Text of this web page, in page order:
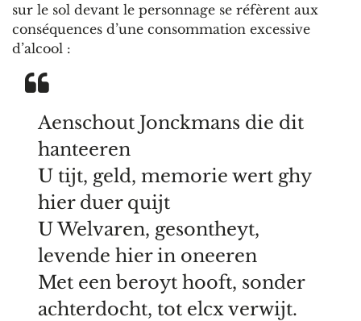
sur le sol devant le personnage se réfèrent aux
conséquences d’une consommation excessive
d’alcool :
Aenschout Jonckmans die dit
hanteeren
U tijt, geld, memorie wert ghy
hier duer quijt
U Welvaren, gesontheyt,
levende hier in oneeren
Met een beroyt hooft, sonder
achterdocht, tot elcx verwijt.